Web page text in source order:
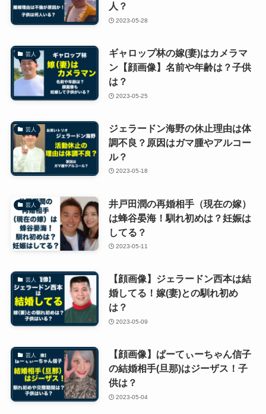
人？
2023-05-28
芸人
ギャロップ林の嫁(妻)はカメラマ
ン【顔画像】名前や年齢は？子供
は？
2023-05-25
芸人
ジェラードン海野の休止理由は体
調不良？原因はガマ腫やアルコー
ル？
2023-05-18
芸人
井戸田潤の再婚相手（現在の嫁）
は蜂谷晏海！馴れ初めは？妊娠は
してる？
2023-05-11
芸人
【顔画像】ジェラードン西本は結
婚してる！嫁(妻)との馴れ初め
は？
2023-05-09
芸人
【顔画像】ぱーてぃーちゃん信子
の結婚相手(旦那)はジーザス！子
供は？
2023-05-04